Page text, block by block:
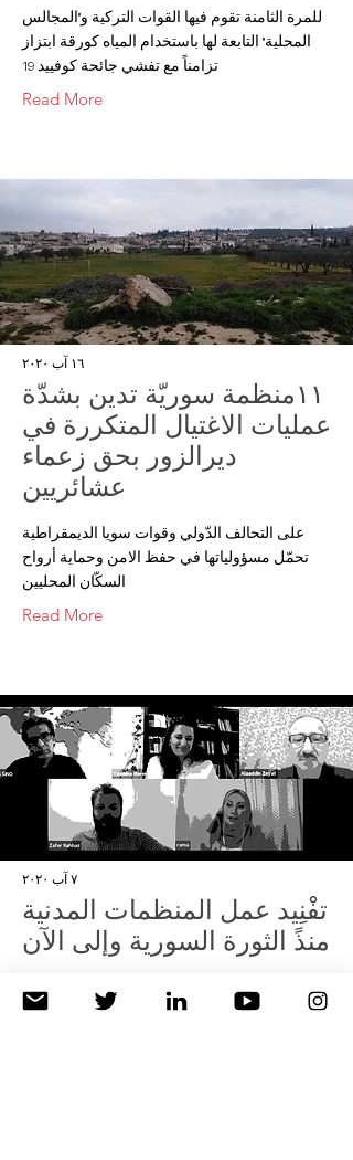
للمرة الثامنة تقوم فيها القوات التركية و"المجالس
المحلية" التابعة لها باستخدام المياه كورقة ابتزاز
تزامناً مع تفشي جائحة كوفييد 19
Read More
١٦ آب ٢٠٢٠
١١منظمة سوريّة تدين بشدّة
عمليات الاغتيال المتكررة في
ديرالزور بحق زعماء
عشائريين
على التحالف الدّولي وقوات سويا الديمقراطية
تحمّل مسؤولياتها في حفظ الامن وحماية أرواح
السكّان المحليين
Read More
٧ آب ٢٠٢٠
تفْنِيد عمل المنظمات المدنية
منذً الثورة السورية وإلى الآن
شارك الرئيس التنفيذي لـ TEVN في ندوة حوَّارية
أقامتها صحيفة نينار بريس تحت عنوان "منظمات